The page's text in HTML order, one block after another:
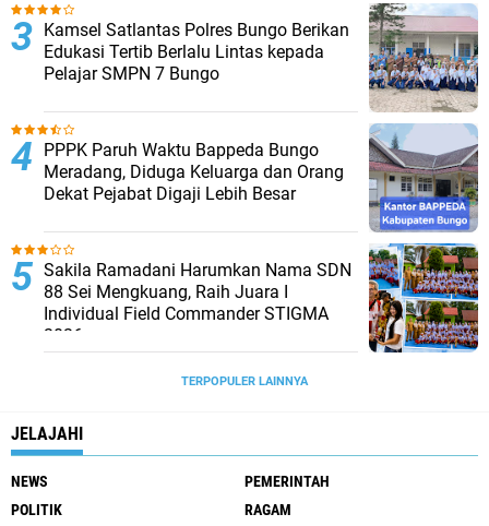
Kamsel Satlantas Polres Bungo Berikan
Edukasi Tertib Berlalu Lintas kepada
Pelajar SMPN 7 Bungo
PPPK Paruh Waktu Bappeda Bungo
Meradang, Diduga Keluarga dan Orang
Dekat Pejabat Digaji Lebih Besar
Sakila Ramadani Harumkan Nama SDN
88 Sei Mengkuang, Raih Juara I
Individual Field Commander STIGMA
2026
TERPOPULER LAINNYA
JELAJAHI
NEWS
PEMERINTAH
POLITIK
RAGAM